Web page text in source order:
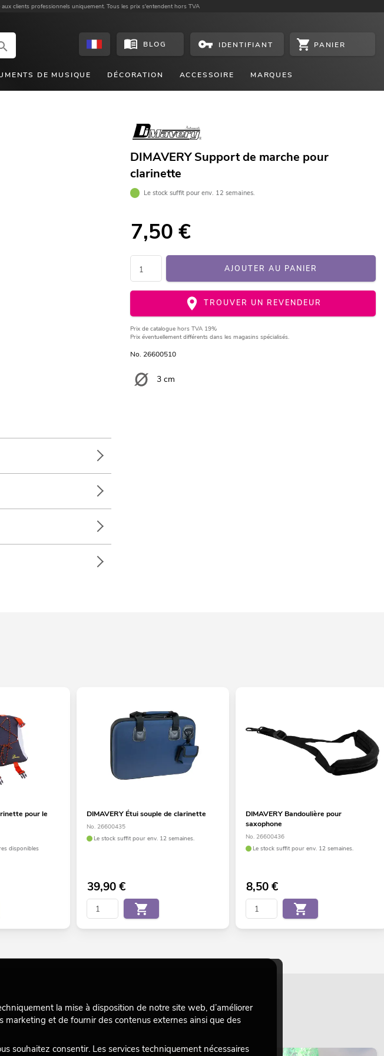
clients professionnels uniquement. Tous les prix s'entendent hors TVA
BLOG IDENTIFIANT PANIER
DE MUSIQUE DÉCORATION ACCESSOIRE MARQUES
DIMAVERY Support de marche pour
clarinette
Le stock suffit pour env. 12 semaines.
7,50 €
AJOUTER AU PANIER
TROUVER UN REVENDEUR
Prix de catalogue hors TVA 19%
Prix éventuellement différents dans les magasins spécialisés.
No. 26600510
3 cm
pour le
disponibles
DIMAVERY Étui souple de clarinette
No. 26600435
Le stock suffit pour env. 12 semaines.
39,90€
DIMAVERY Bandoulière pour
saxophone
No. 26600436
Le stock suffit pour env. 12 semaines.
8,50€
la mise à disposition de notre site web, d’améliorer
marketing et de fournir des contenus externes ainsi que des
souhaitez consentir. Les services techniquement nécessaires